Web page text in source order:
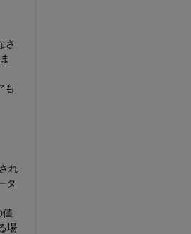
さ
も
れ
タ
値
場